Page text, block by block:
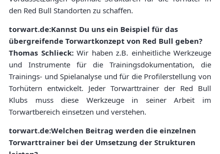
den Red Bull Standorten zu schaffen.
torwart.de:Kannst Du uns ein Beispiel für das
übergreifende Torwartkonzept von Red Bull geben?
Thomas Schlieck:Wir haben z.B. einheitliche Werkzeuge
und Instrumente für die Trainingsdokumentation, die
Trainings- und Spielanalyse und für die Profilerstellung von
Torhütern entwickelt. Jeder Torwarttrainer der Red Bull
Klubs muss diese Werkzeuge in seiner Arbeit im
Torwartbereich einsetzen und verstehen.
torwart.de:Welchen Beitrag werden die einzelnen
Torwarttrainer bei der Umsetzung der Strukturen